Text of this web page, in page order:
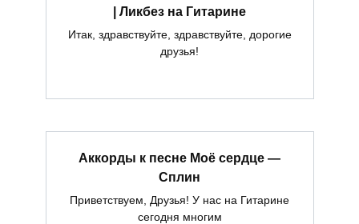
| Ликбез на Гитарине
Итак, здравствуйте, здравствуйте, дорогие
друзья!
Аккорды к песне Моё сердце —
Сплин
Приветствуем, Друзья! У нас на Гитарине
сегодня многим